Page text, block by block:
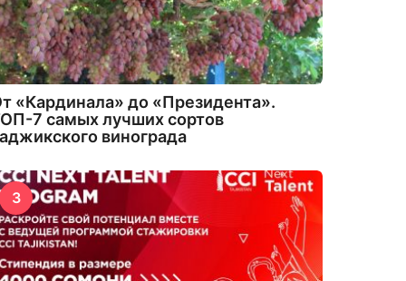
«Кардинала» до «Президента».
7 самых лучших сортов
винограда
3